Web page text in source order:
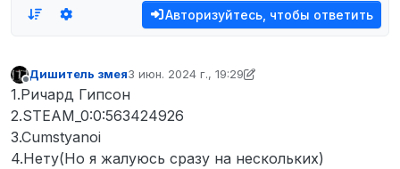
Авторизуйтесь, чтобы ответить
Не в сети
Дишитель змея3 июн. 2024 г., 19:29
отредактировано p0wer
1.Ричард Гипсон
2.STEAM_0:0:563424926
3.Cumstyanoi
4.Нету(Но я жалуюсь сразу на нескольких)